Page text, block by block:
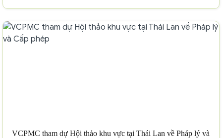
VCPMC tham dự Hội thảo khu vực tại Thái Lan về Pháp lý và